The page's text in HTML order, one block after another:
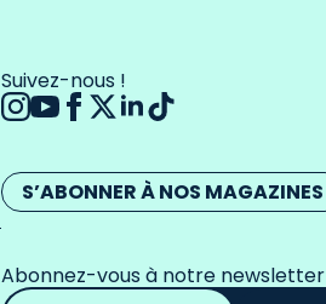
Suivez-nous !
S’ABONNER À NOS MAGAZINES
Abonnez-vous à notre newsletter
Adresse